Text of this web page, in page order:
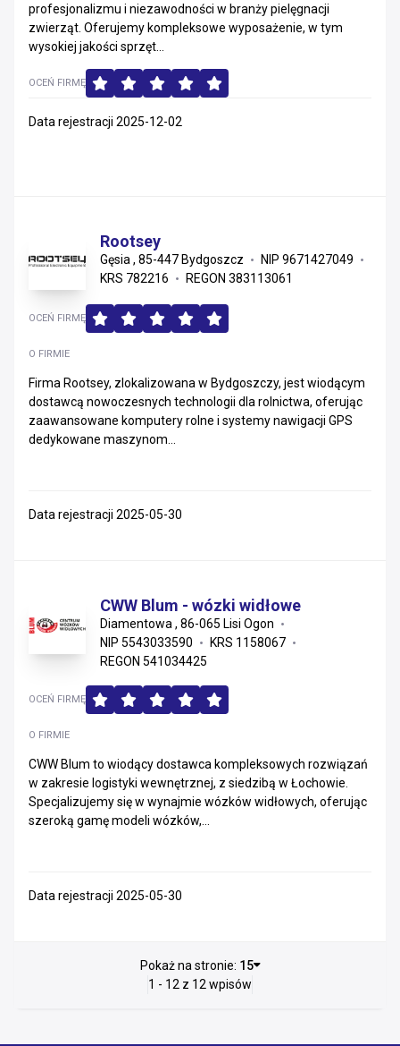
profesjonalizmu i niezawodności w branży pielęgnacji
zwierząt. Oferujemy kompleksowe wyposażenie, w tym
wysokiej jakości sprzęt...
OCEŃ FIRMĘ
Data rejestracji 2025-12-02
Rootsey
Gęsia , 85-447 Bydgoszcz
NIP 9671427049
KRS 782216
REGON 383113061
O FIRMIE
Firma Rootsey, zlokalizowana w Bydgoszczy, jest wiodącym
dostawcą nowoczesnych technologii dla rolnictwa, oferując
zaawansowane komputery rolne i systemy nawigacji GPS
dedykowane maszynom...
OCEŃ FIRMĘ
Data rejestracji 2025-05-30
CWW Blum - wózki widłowe
Diamentowa , 86-065 Lisi Ogon
NIP 5543033590
KRS 1158067
REGON 541034425
O FIRMIE
CWW Blum to wiodący dostawca kompleksowych rozwiązań
w zakresie logistyki wewnętrznej, z siedzibą w Łochowie.
Specjalizujemy się w wynajmie wózków widłowych, oferując
szeroką gamę modeli wózków,...
OCEŃ FIRMĘ
Data rejestracji 2025-05-30
Pokaż na stronie: 15
1 - 12 z 12 wpisów